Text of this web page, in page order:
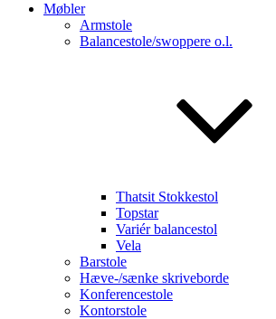
Møbler
Armstole
Balancestole/swoppere o.l.
Thatsit Stokkestol
Topstar
Variér balancestol
Vela
Barstole
Hæve-/sænke skriveborde
Konferencestole
Kontorstole